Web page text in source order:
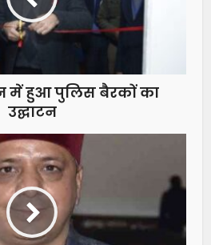
में हुआ पुलिस बैरकों का
उद्घाटन